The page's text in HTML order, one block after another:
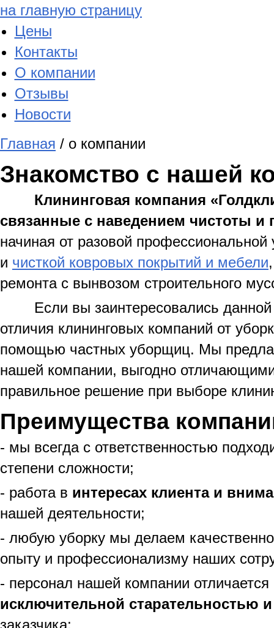
на главную страницу
Цены
Контакты
О компании
Отзывы
Новости
Главная / о компании
Знакомство с нашей
Клининговая компания
связанные с наведением чистоты
начиная от разовой
и чисткой ковровых покрытий и мебели
ремонта с вынвозом строительного
Если вы заинтересовались данной
отличия клининговых компаний от
помощью частных уборщиц. Мы
нашей компании, выгодно
правильное решение при выборе
Преимущества
- мы всегда с ответственностью
степени сложности;
- работа в интересах клиента и
нашей деятельности;
- любую уборку мы делаем
опыту и профессионализму наших
- персонал нашей компании
исключительной старательностью
заказчика;